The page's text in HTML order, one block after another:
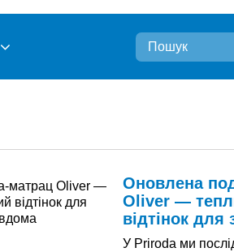
Оновлена
Oliver —
відтінок
У Priroda ми